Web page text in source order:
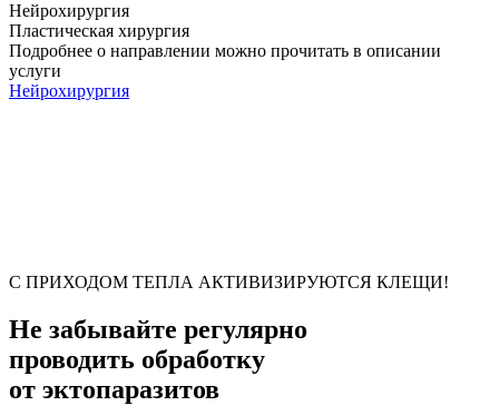
Нейрохирургия
Пластическая хирургия
Подробнее о направлении можно прочитать в описании
услуги
Нейрохирургия
С ПРИХОДОМ ТЕПЛА АКТИВИЗИРУЮТСЯ КЛЕЩИ!
Не забывайте регулярно
проводить обработку
от эктопаразитов